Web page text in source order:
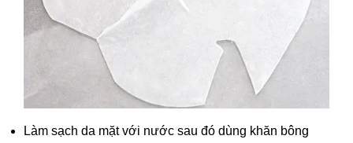
Làm sạch da mặt với nước sau đó dùng khăn bông